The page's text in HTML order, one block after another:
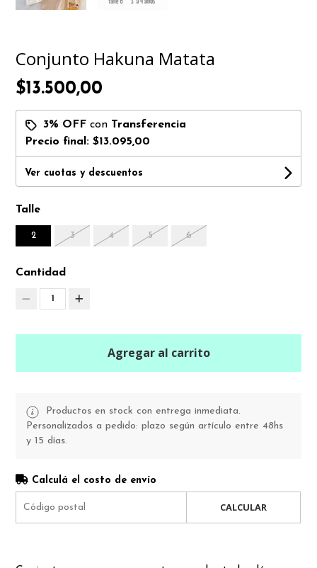
Conjunto Hakuna Matata
$13.500,00
3% OFF con Transferencia
Precio final:$13.095,00
Ver cuotas y descuentos
Talle
2 3 4 5 6
Cantidad
1
Agregar al carrito
Productos en stock con entrega inmediata.
Personalizados a pedido: plazo según artículo entre 48hs
y 15 días.
Calculá el costo de envío
CALCULAR